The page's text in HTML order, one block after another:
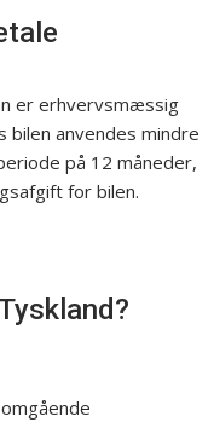
er erhvervsmæssig
anvendes mindre
på 12 måneder,
for bilen.